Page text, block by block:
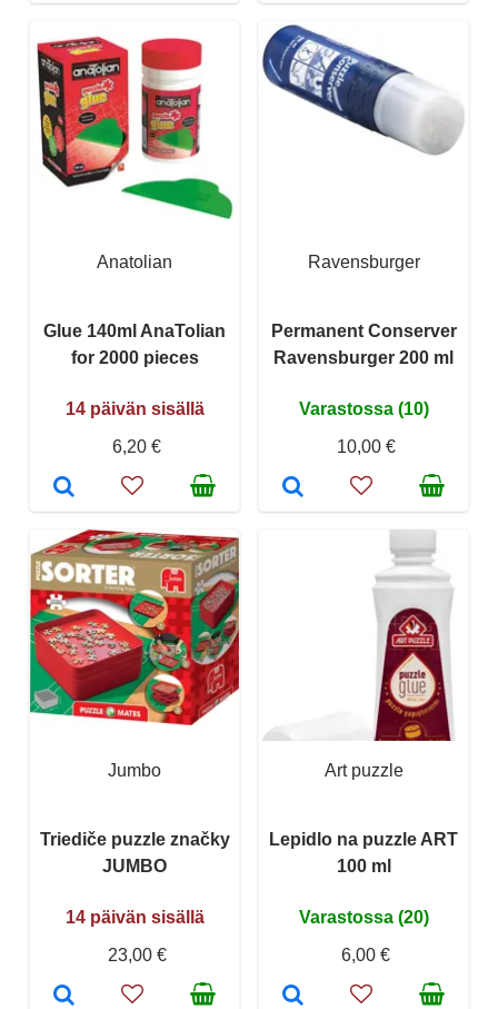
Anatolian
Glue 140ml AnaTolian
for 2000 pieces
14 päivän sisällä
6,20 €
Ravensburger
Permanent Conserver
Ravensburger 200 ml
Varastossa (10)
10,00 €
Jumbo
Triediče puzzle značky
JUMBO
14 päivän sisällä
23,00 €
Art puzzle
Lepidlo na puzzle ART
100 ml
Varastossa (20)
6,00 €